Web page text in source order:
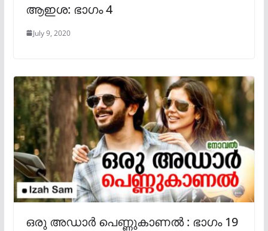
ആഇശ: ഭാഗം 4
July 9, 2020
ഒരു അഡാർ പെണ്ണുകാണൽ : ഭാഗം 19